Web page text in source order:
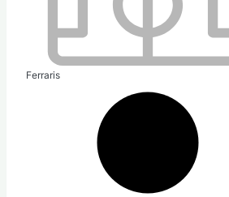
Ferraris